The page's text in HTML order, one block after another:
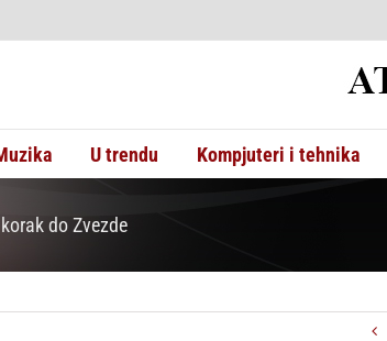
U trendu Kompjuteri i tehnika
do Zvezde